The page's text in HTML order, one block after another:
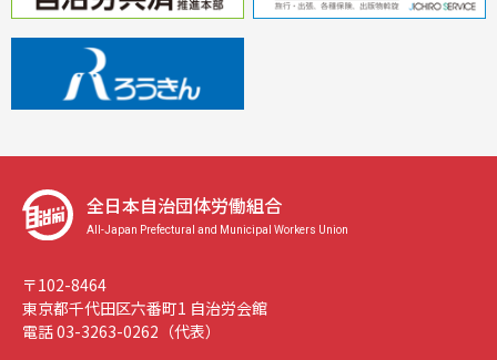
全日本自治団体労働組合
All-Japan Prefectural and Municipal Workers Union
〒102-8464
東京都千代田区六番町1 自治労会館
電話 03-3263-0262（代表）